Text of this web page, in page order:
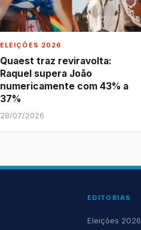
ELEIÇÕES 2026
Quaest traz reviravolta:
Raquel supera João
numericamente com 43% a
37%
28/07/2026
EDITORIAS
Eleições 2026